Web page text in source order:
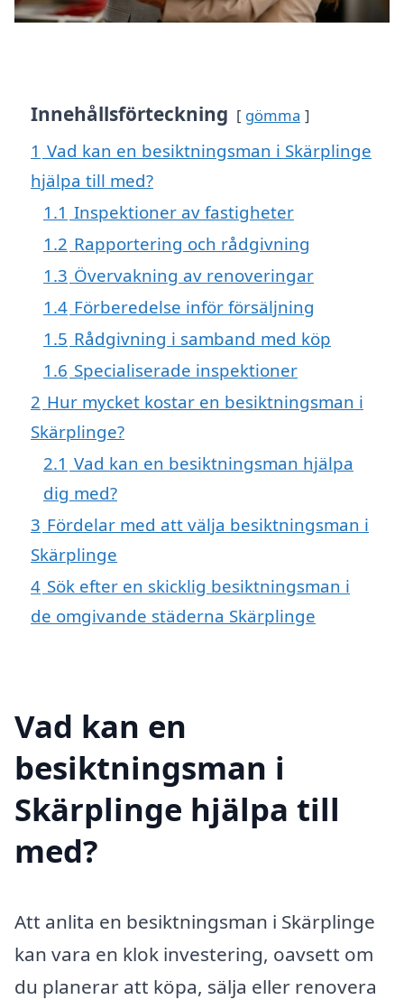
Innehållsförteckning gömma
1 Vad kan en besiktningsman i Skärplinge
hjälpa till med?
1.1 Inspektioner av fastigheter
1.2 Rapportering och rådgivning
1.3 Övervakning av renoveringar
1.4 Förberedelse inför försäljning
1.5 Rådgivning i samband med köp
1.6 Specialiserade inspektioner
2 Hur mycket kostar en besiktningsman i
Skärplinge?
2.1 Vad kan en besiktningsman hjälpa
dig med?
3 Fördelar med att välja besiktningsman i
Skärplinge
4 Sök efter en skicklig besiktningsman i
de omgivande städerna Skärplinge
Vad kan en
besiktningsman i
Skärplinge hjälpa till
med?
Att anlita en besiktningsman i Skärplinge
kan vara en klok investering, oavsett om
du planerar att köpa, sälja eller renovera